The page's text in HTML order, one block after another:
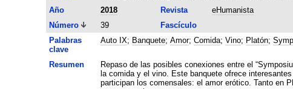
Año
2018 Revista eHumanista
Número
39 Fascículo
Palabras
clave
Auto IX; Banquete; Amor; Comida; Vino; Platón;
Resumen
Repaso de las posibles conexiones entre el
la comida y el vino. Este banquete ofrece
participan los comensales: el amor erótico. Tanto en